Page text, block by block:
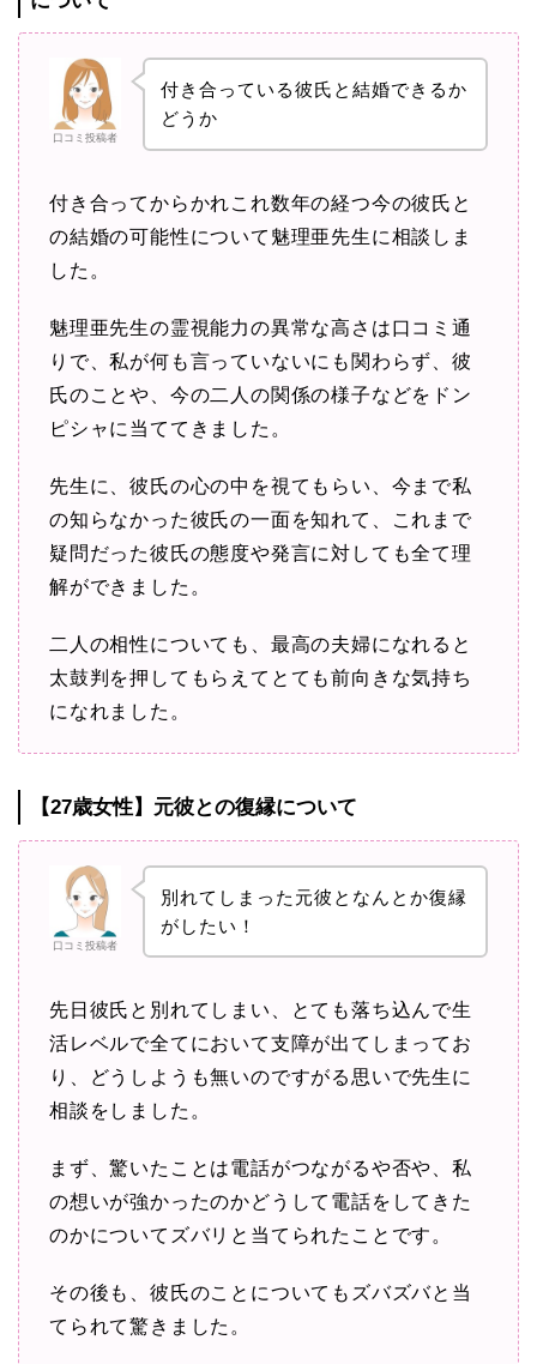
口コミ投稿者
付き合っている彼氏と結婚できるか
どうか
付き合ってからかれこれ数年の経つ今の彼氏と
の結婚の可能性について魅理亜先生に相談しま
した。
魅理亜先生の霊視能力の異常な高さは口コミ通
りで、私が何も言っていないにも関わらず、彼
氏のことや、今の二人の関係の様子などをドン
ピシャに当ててきました。
先生に、彼氏の心の中を視てもらい、今まで私
の知らなかった彼氏の一面を知れて、これまで
疑問だった彼氏の態度や発言に対しても全て理
解ができました。
二人の相性についても、最高の夫婦になれると
太鼓判を押してもらえてとても前向きな気持ち
になれました。
【27歳女性】元彼との復縁について
口コミ投稿者
別れてしまった元彼となんとか復縁
がしたい！
先日彼氏と別れてしまい、とても落ち込んで生
活レベルで全てにおいて支障が出てしまってお
り、どうしようも無いのですがる思いで先生に
相談をしました。
まず、驚いたことは電話がつながるや否や、私
の想いが強かったのかどうして電話をしてきた
のかについてズバリと当てられたことです。
その後も、彼氏のことについてもズバズバと当
てられて驚きました。